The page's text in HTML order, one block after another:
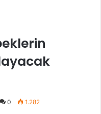
0 1.282